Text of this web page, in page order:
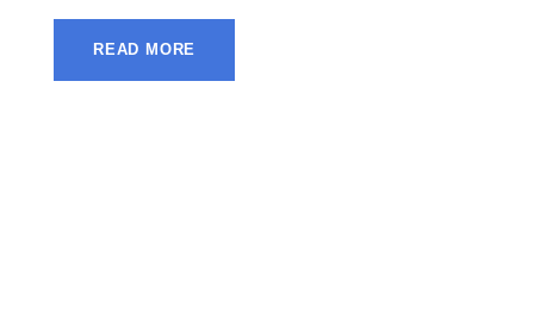
READ MORE